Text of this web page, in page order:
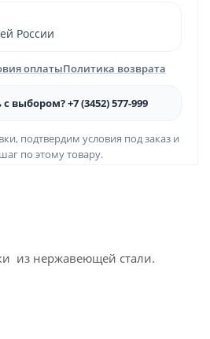
России
оплатыПолитика возврата
+7 (3452) 577-999
подтвердим условия под заказ и
по этому товару.
из нержавеющей стали.